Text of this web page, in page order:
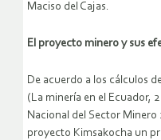
Maciso del Cajas.
El proyecto minero y sus
De acuerdo a los cálculos
(La minería en el Ecuador,
Nacional del Sector Minero
proyecto Kimsakocha un